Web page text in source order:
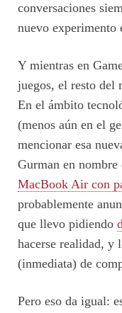
conversaciones
nuevo experimento
Y mientras en
juegos, el resto del
En el ámbito
(menos aún en el
mencionar esa
Gurman en
MacBook Air con
probablemente
que llevo pidiendo
hacerse realidad, y
(inmediata) de
Pero eso da igual: